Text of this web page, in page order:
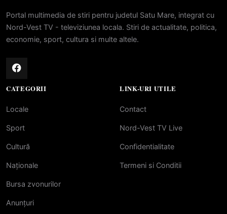
Portal multimedia de stiri pentru judetul Satu Mare, integrat cu
Nord-Vest TV - televiziunea locala. Stiri de actualitate, politica,
economie, sport, cultura si multe altele.
CATEGORII
Locale
Sport
Cultură
Naționale
Bursa zvonurilor
Anunțuri
LINK-URI UTILE
Contact
Nord-Vest TV Live
Confidentialitate
Termeni si Conditii